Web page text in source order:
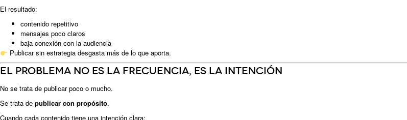
El resultado:
contenido repetitivo
mensajes poco claros
baja conexión con la audiencia
Publicar sin estrategia desgasta más de lo que aporta.
El problema no es la frecuencia, es la intención
No se trata de publicar poco o mucho.
Se trata de publicar con propósito.
Cuando cada contenido tiene una intención clara: